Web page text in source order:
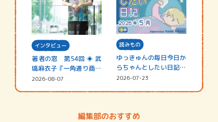
インタビュー
著者の窓 第54回 ◈ 武
塙麻衣子『一角通り商店
街の…
2026-08-07
読みもの
ゆっきゅんの毎日今日か
らちゃんとしたい日記
☆202…
2026-07-23
編集部のおすすめ